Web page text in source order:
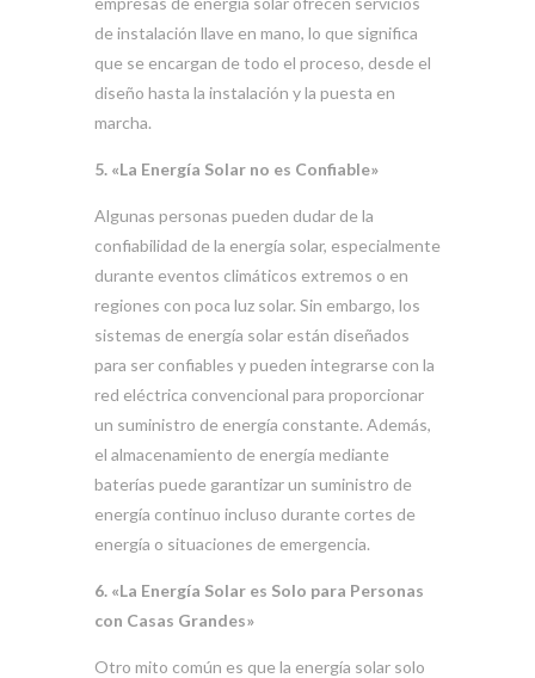
de instalación llave en mano, lo que significa
que se encargan de todo el proceso, desde el
diseño hasta la instalación y la puesta en
marcha.
5. «La Energía Solar no es Confiable»
Algunas personas pueden dudar de la
confiabilidad de la energía solar, especialmente
durante eventos climáticos extremos o en
regiones con poca luz solar. Sin embargo, los
sistemas de energía solar están diseñados
para ser confiables y pueden integrarse con la
red eléctrica convencional para proporcionar
un suministro de energía constante. Además,
el almacenamiento de energía mediante
baterías puede garantizar un suministro de
energía continuo incluso durante cortes de
energía o situaciones de emergencia.
6. «La Energía Solar es Solo para Personas
con Casas Grandes»
Otro mito común es que la energía solar solo